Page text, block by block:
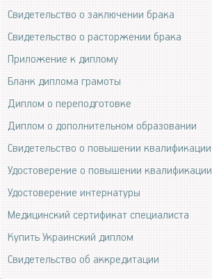
Свидетельство о заключении брака
Свидетельство о расторжении брака
Приложение к диплому
Бланк диплома грамоты
Диплом о переподготовке
Диплом о дополнительном образовании
Свидетельство о повышении квалификации
Удостоверение о повышении квалификации
Удостоверение интернатуры
Медицинский сертификат специалиста
Купить Украинский диплом
Свидетельство об аккредитации